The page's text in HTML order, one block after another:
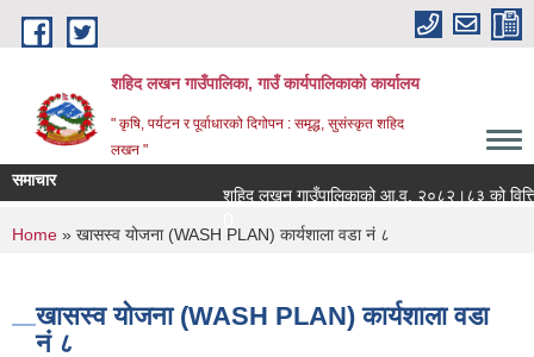
Skip to main content
शहिद लखन गाउँपालिका, गाउँ कार्यपालिकाको कार्यालय
" कृषि, पर्यटन र पूर्वाधारको दिगोपन : समृद्ध, सुसंस्कृत शहिद
लखन "
समाचार
शहिद लखन गाउँपालिकाको आ.व. २०८२।८३ को वित्तिय
You are here
Home » खासस्व योजना (WASH PLAN) कार्यशाला वडा नं ८
खासस्व योजना (WASH PLAN) कार्यशाला वडा
नं ८